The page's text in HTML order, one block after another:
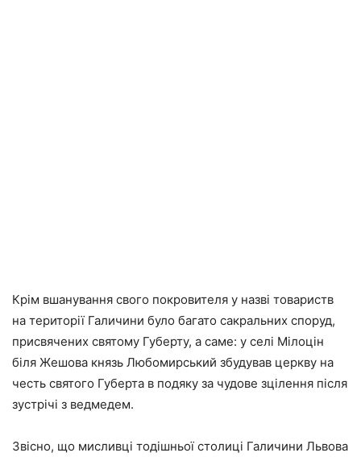
Крім вшанування свого покровителя у назві товариств
на території Галичини було багато сакральних споруд,
присвячених святому Губерту, а саме: у селі Мілоцін
біля Жешова князь Любомирський збудував церкву на
честь святого Губерта в подяку за чудове зцілення після
зустрічі з ведмедем.
Звісно, що мисливці тодішньої столиці Галичини Львова